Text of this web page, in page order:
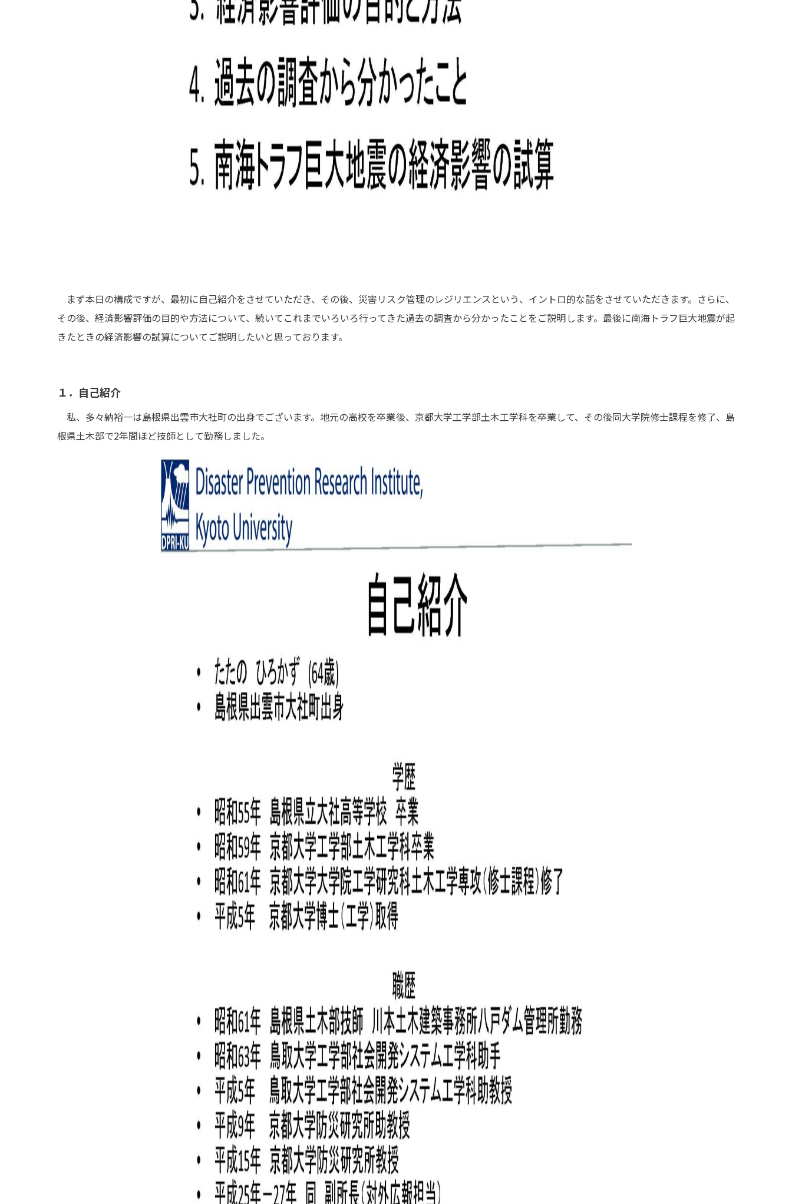
まず本日の構成ですが、最初に自己紹介をさせていただき、その後、災害リスク管理のレジリエンスという、イントロ的な話をさせていただきます。さらに、
その後、経済影響評価の目的や方法について、続いてこれまでいろいろ行ってきた過去の調査から分かったことをご説明します。最後に南海トラフ巨大地震が起
きたときの経済影響の試算についてご説明したいと思っております。
１．自己紹介
私、多々納裕一は島根県出雲市大社町の出身でございます。地元の高校を卒業後、京都大学工学部土木工学科を卒業して、その後同大学院修士課程を修了、島
根県土木部で2年間ほど技師として勤務しました。